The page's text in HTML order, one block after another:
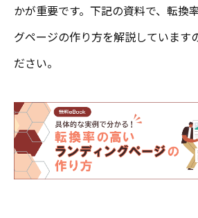
かが重要です。下記の資料で、転換
グページの作り方を解説しています
ださい。